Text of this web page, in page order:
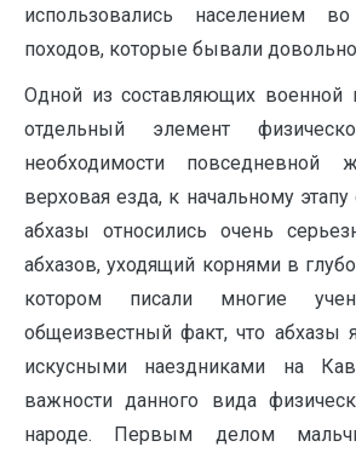
использовались населением
походов, которые бывали довольно
Одной из составляющих военной
отдельный элемент
необходимости повседневной
верховая езда, к начальному
абхазы относились очень
абхазов, уходящий корнями в
котором писали многие
общеизвестный факт, что абхазы
искусными наездниками на
важности данного вида
народе. Первым делом